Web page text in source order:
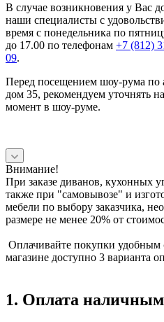
В случае возникновения у Вас
наши специалисты с
время с понедельника по
до 17.00 по телефонам +7 (812)
09.
Перед посещением шоу-рума по
дом 35, рекомендуем уточнять
момент в шоу-руме.
Внимание!
При заказе диванов, кухонных
также при "самовывозе" и
мебели по выбору заказчика,
размере не менее 20% от
Оплачивайте покупки удобным
магазине доступно 3 варианта
1. Оплата